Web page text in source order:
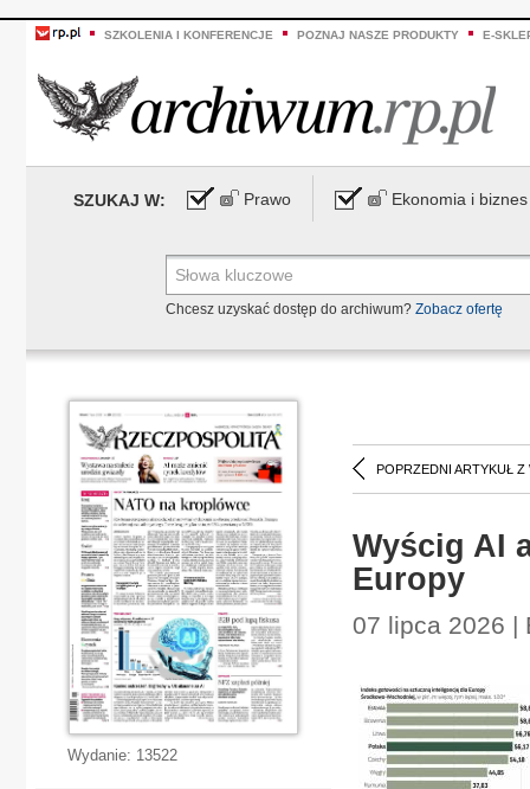
SZKOLENIA I KONFERENCJE POZNAJ NASZE PRODUKTY E-
SZUKAJ W: Prawo Ekonomia i biznes
Chcesz uzyskać dostęp do archiwum? Zobacz ofertę
POPRZEDNI ARTYKUŁ Z
Wyścig AI
Europy
07 lipca 2026 |
Wydanie: 13522